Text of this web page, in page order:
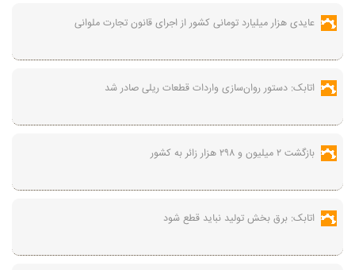
عایدی هزار میلیارد تومانی کشور از اجرای قانون تجارت ملوانی
اتابک: دستور روان‌سازی واردات قطعات ریلی صادر شد
بازگشت ۲ میلیون و ۲۹۸ هزار زائر به کشور
اتابک: برق بخش تولید نباید قطع شود